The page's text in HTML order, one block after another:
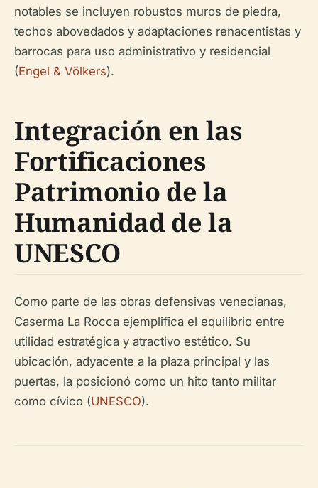
notables se incluyen robustos muros de piedra,
techos abovedados y adaptaciones renacentistas y
barrocas para uso administrativo y residencial
(Engel & Völkers).
Integración en las
Fortificaciones
Patrimonio de la
Humanidad de la
UNESCO
Como parte de las obras defensivas venecianas,
Caserma La Rocca ejemplifica el equilibrio entre
utilidad estratégica y atractivo estético. Su
ubicación, adyacente a la plaza principal y las
puertas, la posicionó como un hito tanto militar
como cívico (UNESCO).